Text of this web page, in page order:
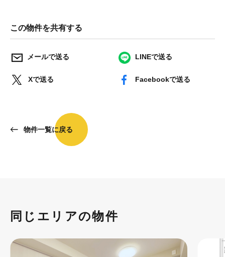
この物件を共有する
メールで送る LINEで送る
Xで送る Facebookで送る
物件一覧に戻る
同じエリアの物件